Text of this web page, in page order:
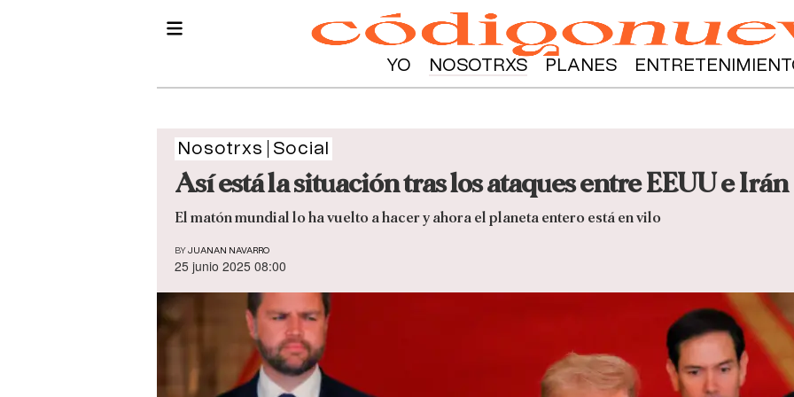
YO NOSOTRXS PLANES
Nosotrxs Social
Así está la situación tras los ataques entre EEUU e Irán
El matón mundial lo ha vuelto a hacer y ahora el planeta entero está en vilo
BY JUANAN NAVARRO
25 junio 2025 08:00